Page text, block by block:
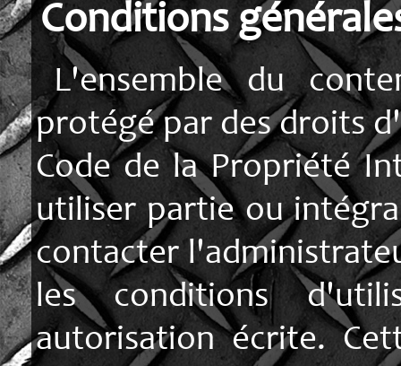
Conditions
L'ensemble du
protégé par des droits
Code de la Propriété
utiliser partie ou
contacter
les conditions
autorisation écrite.